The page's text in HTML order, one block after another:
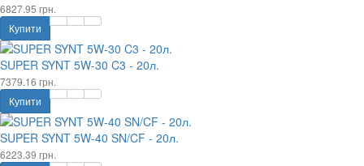
6827.95 грн.
Купити
SUPER SYNT 5W-30 C3 - 20л.
7379.16 грн.
Купити
SUPER SYNT 5W-40 SN/CF - 20л.
6223.39 грн.